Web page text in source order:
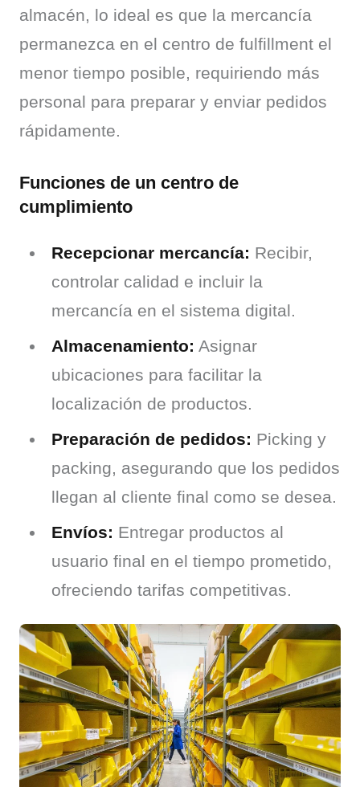
almacén, lo ideal es que la mercancía
permanezca en el centro de fulfillment el
menor tiempo posible, requiriendo más
personal para preparar y enviar pedidos
rápidamente.
Funciones de un centro de
cumplimiento
Recepcionar mercancía: Recibir,
controlar calidad e incluir la
mercancía en el sistema digital.
Almacenamiento: Asignar
ubicaciones para facilitar la
localización de productos.
Preparación de pedidos: Picking y
packing, asegurando que los pedidos
llegan al cliente final como se desea.
Envíos: Entregar productos al
usuario final en el tiempo prometido,
ofreciendo tarifas competitivas.